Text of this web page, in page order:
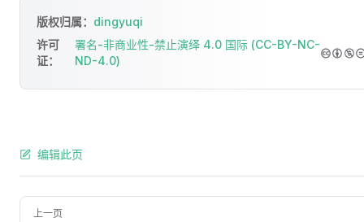
版权归属： dingyuqi
许可
证：
署名-非商业性-禁止演绎 4.0 国际 (CC-BY-NC-
ND-4.0)
编辑此页
上一页